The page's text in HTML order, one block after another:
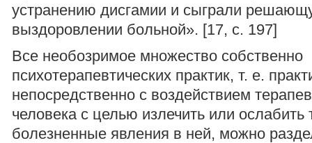
устранению дисгамии и сыграли
выздоровлении больной». [17, с. 197]
Все необозримое множество собственно
психотерапевтических практик, т. е.
непосредственно с воздействием
человека с целью излечить или
болезненные явления в ней, можно